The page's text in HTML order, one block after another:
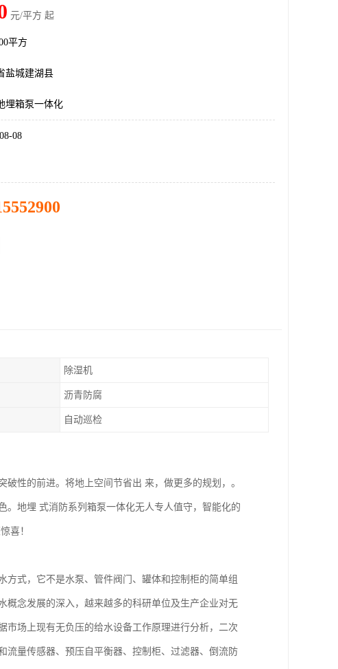
元/平方 起
平方
盐城建湖县
埋箱泵一体化
08
除湿机
沥青防腐
自动巡检
性的前进。将地上空间节省出 来，做更多的规划，。
地埋 式消防系列箱泵一体化无人专人值守，智能化的
喜！
式，它不是水泵、管件阀门、罐体和控制柜的简单组
概念发展的深入，越来越多的科研单位及生产企业对无
市场上现有无负压的给水设备工作原理进行分析，二次
流量传感器、预压自平衡器、控制柜、过滤器、倒流防